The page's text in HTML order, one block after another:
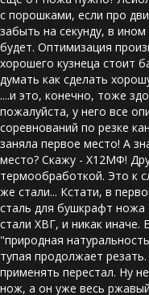
с порошками, если про
забыть на секунду, в
будет. Оптимизация
хорошего кузнеца стоит
думать как сделать
....и это, конечно, тоже
пожалуйста, у него все
соревнований по резке
заняла первое место! А
место? Скажу - Х12МФ!
термообработкой. Это к
же стали... Кстати, в
сталь для бушкрафт ножа
стали ХВГ, и никак иначе.
"природная
тупая продолжает
применять перестал. Ну
нож, а он уже весь